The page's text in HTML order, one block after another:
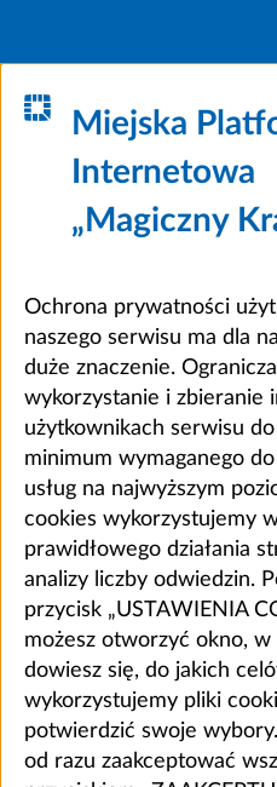
Miejska
Internetowa
„Magiczny
Ochrona prywatności
naszego serwisu ma dla
duże znaczenie.
wykorzystanie i zbieranie
użytkownikach serwisu
minimum wymaganego
usług na najwyższym
cookies wykorzystujemy
prawidłowego działania
analizy liczby odwiedzin.
przycisk „USTAWIENIA
możesz otworzyć okno,
dowiesz się, do jakich
wykorzystujemy pliki
potwierdzić swoje
od razu zaakceptować